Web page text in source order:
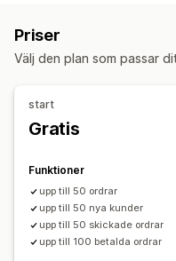
Kundaviseringar
Priser
Välj den plan som passar
start
Gratis
Funktioner
upp till 50 ordrar
upp till 50 nya kunder
upp till 50 skickade ordrar
upp till 100 betalda ordrar